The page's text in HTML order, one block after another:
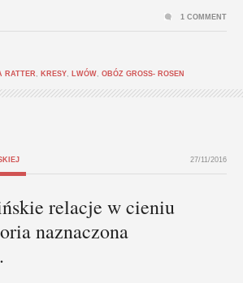
RATTER KRESY LWÓW OBÓZ GROSS- ROSEN
1 COMMENT
27/11/2016
relacje w cieniu
naznaczona